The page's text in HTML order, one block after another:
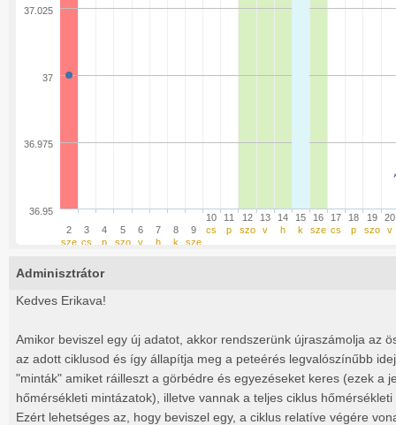
2
sze
3
cs
4
p
5
szo
6
v
7
h
8
k
9
sze
10
cs
11
p
12
szo
13
v
14
h
15
k
16
sze
17
cs
18
p
19
szo
20
v
37
36.95
36.975
37.025
Adminisztrátor
Kedves Erikava!
Amikor beviszel egy új adatot, akkor rendszerünk újraszámolja az
az adott ciklusod és így állapítja meg a peteérés legvalószínűbb
"minták" amiket ráilleszt a görbédre és egyezéseket keres (ezek a
hőmérsékleti mintázatok), illetve vannak a teljes ciklus
Ezért lehetséges az, hogy beviszel egy, a ciklus relatíve végére